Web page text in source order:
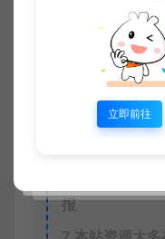
为用户为本站
本站一切内
表本站赞同其
报
立即前往